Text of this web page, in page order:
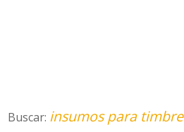
Buscar: insumos para